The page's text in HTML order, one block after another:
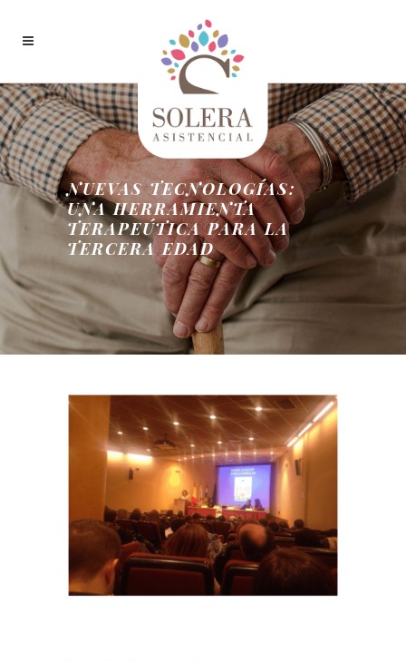
NUEVAS TECNOLOGÍAS:
UNA HERRAMIENTA
TERAPEÚTICA PARA LA
TERCERA EDAD